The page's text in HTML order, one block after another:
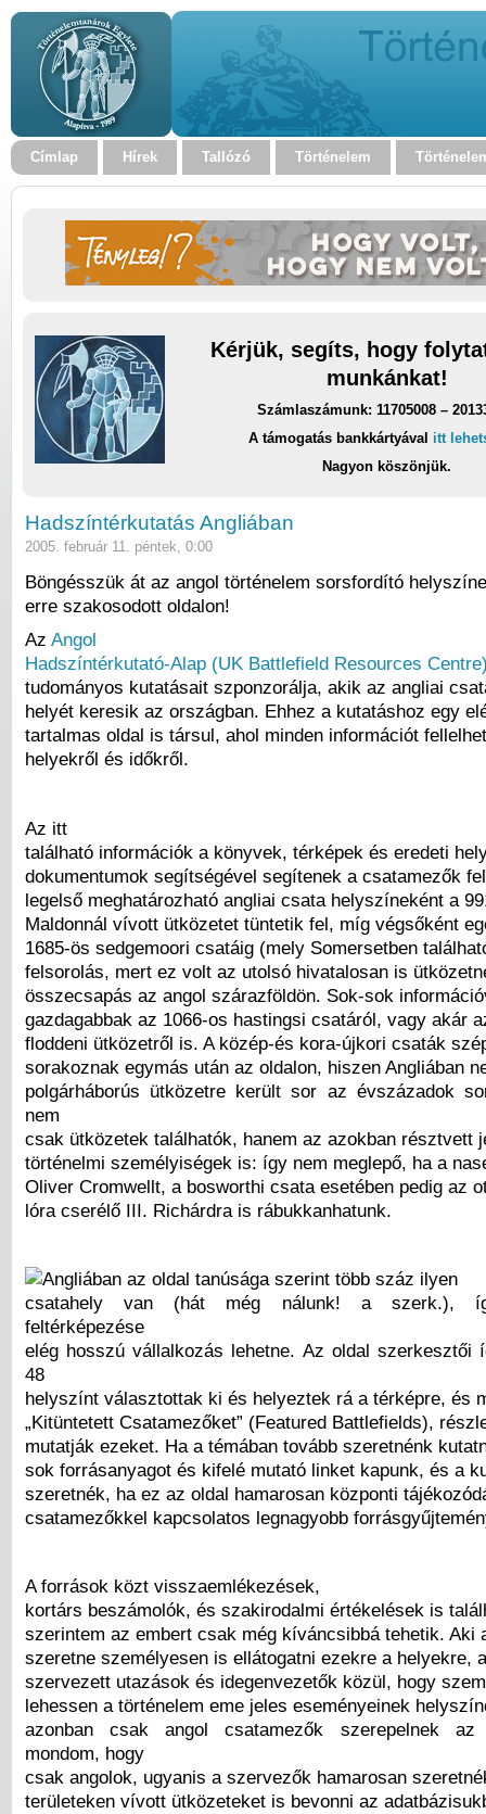
Címlap Hírek Tallózó Történelem
Kérjük, segíts, hogy
munkánkat!
Számlaszámunk: 11705008 –
A támogatás bankkártyával itt
Nagyon köszönjük.
Hadszíntérkutatás Angliában
2005. február 11. péntek, 0:00
Böngésszük át az angol történelem sorsfordító
erre szakosodott oldalon!
Az Angol
Hadszíntérkutató-Alap (UK Battlefield Resources
tudományos kutatásait szponzorálja, akik az angliai
helyét keresik az országban. Ehhez a kutatáshoz egy
tartalmas oldal is társul, ahol minden információt
helyekről és időkről.
Az itt
található információk a könyvek, térképek és eredeti
dokumentumok segítségével segítenek a csatamezők
legelső meghatározható angliai csata helyszíneként a
Maldonnál vívott ütközetet tüntetik fel, míg végsőként
1685-ös sedgemoori csatáig (mely Somersetben
felsorolás, mert ez volt az utolsó hivatalosan is
összecsapás az angol szárazföldön. Sok-sok
gazdagabbak az 1066-os hastingsi csatáról, vagy akár
floddeni ütközetről is. A közép-és kora-újkori csaták
sorakoznak egymás után az oldalon, hiszen Angliában
polgárháborús ütközetre került sor az évszázadok
nem
csak ütközetek találhatók, hanem az azokban résztvett
történelmi személyiségek is: így nem meglepő, ha a
Oliver Cromwellt, a bosworthi csata esetében pedig az
lóra cserélő III. Richárdra is rábukkanhatunk.
Angliában az oldal tanúsága szerint több száz ilyen
csatahely van (hát még nálunk! a szerk.),
feltérképezése
elég hosszú vállalkozás lehetne. Az oldal szerkesztői
48
helyszínt választottak ki és helyeztek rá a térképre, és
„Kitüntetett Csatamezőket” (Featured Battlefields),
mutatják ezeket. Ha a témában tovább szeretnénk
sok forrásanyagot és kifelé mutató linket kapunk, és a
szeretnék, ha ez az oldal hamarosan központi
csatamezőkkel kapcsolatos legnagyobb
A források közt visszaemlékezések,
kortárs beszámolók, és szakirodalmi értékelések is
szerintem az embert csak még kíváncsibbá tehetik. Aki
szeretne személyesen is ellátogatni ezekre a helyekre,
szervezett utazások és idegenvezetők közül, hogy
lehessen a történelem eme jeles eseményeinek
azonban csak angol csatamezők szerepelnek az
mondom, hogy
csak angolok, ugyanis a szervezők hamarosan
területeken vívott ütközeteket is bevonni az